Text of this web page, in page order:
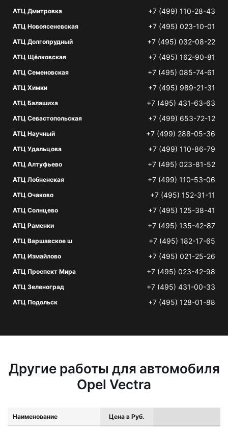
АТЦ Дмитровка +7 (499) 110-28-43
АТЦ Новоясеневская +7 (495) 023-10-01
АТЦ Долгопрудный +7 (495) 032-08-22
АТЦ Щёлковская +7 (495) 162-90-81
АТЦ Семеновская +7 (495) 085-74-61
АТЦ Химки +7 (495) 989-21-31
АТЦ Балашиха +7 (495) 431-63-63
АТЦ Севастопольская +7 (499) 653-72-12
АТЦ Научный +7 (499) 288-05-36
АТЦ Удальцова +7 (499) 110-86-79
АТЦ Алтуфьево +7 (495) 023-81-52
АТЦ Лобненская +7 (499) 110-53-06
АТЦ Очаково +7 (495) 152-31-11
АТЦ Солнцево +7 (495) 125-38-41
АТЦ Раменки +7 (495) 135-42-87
АТЦ Варшавское ш +7 (495) 182-17-65
АТЦ Измайлово +7 (495) 021-25-26
АТЦ Проспект Мира +7 (495) 023-42-98
АТЦ Зеленоград +7 (495) 431-00-33
АТЦ Подольск +7 (495) 128-01-88
Другие работы для автомобиля
Opel Vectra
Наименование Цена в Руб.